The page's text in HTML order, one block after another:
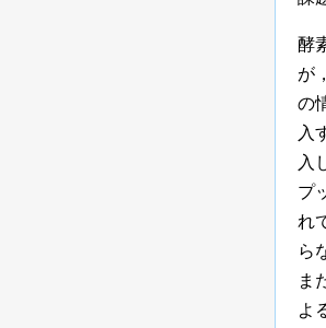
酵
が
の
入
入
プ
れ
ら
ま
よ